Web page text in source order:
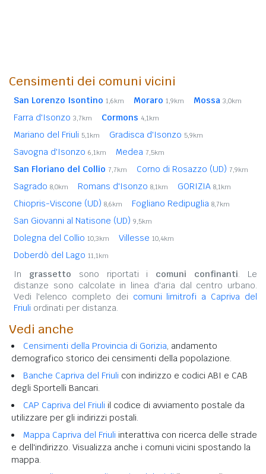
Censimenti dei comuni vicini
San Lorenzo Isontino 1,6km Moraro 1,9km Mossa 3,0km
Farra d'Isonzo 3,7km Cormons 4,1km
Mariano del Friuli 5,1km Gradisca d'Isonzo 5,9km
Savogna d'Isonzo 6,1km Medea 7,5km
San Floriano del Collio 7,7km Corno di Rosazzo (UD) 7,9km
Sagrado 8,0km Romans d'Isonzo 8,1km GORIZIA 8,1km
Chiopris-Viscone (UD) 8,6km Fogliano Redipuglia 8,7km
San Giovanni al Natisone (UD) 9,5km
Dolegna del Collio 10,3km Villesse 10,4km
Doberdò del Lago 11,1km
In grassetto sono riportati i comuni confinanti. Le
distanze sono calcolate in linea d'aria dal centro urbano.
Vedi l'elenco completo dei comuni limitrofi a Capriva del
Friuli ordinati per distanza.
Vedi anche
Censimenti della Provincia di Gorizia, andamento
demografico storico dei censimenti della popolazione.
Banche Capriva del Friuli con indirizzo e codici ABI e CAB
degli Sportelli Bancari.
CAP Capriva del Friuli il codice di avviamento postale da
utilizzare per gli indirizzi postali.
Mappa Capriva del Friuli interattiva con ricerca delle strade
e dell'indirizzo. Visualizza anche i comuni vicini spostando la
mappa.